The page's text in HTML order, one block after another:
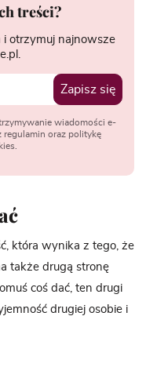
treści?
i otrzymuj najnowsze
Zapisz się
wiadomości e-
regulamin oraz politykę
która wynika z tego, że
także drugą stronę
coś dać, ten drugi
drugiej osobie i